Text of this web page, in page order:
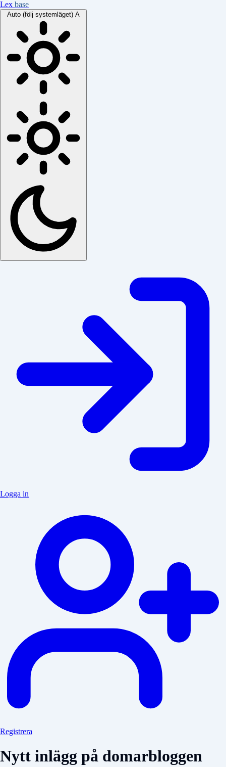
Lex base
Auto (följ systemläget) A
Logga in
Registrera
Nytt inlägg på domarbloggen